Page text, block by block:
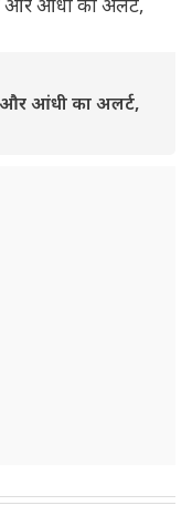
और आंधी का अलर्ट,